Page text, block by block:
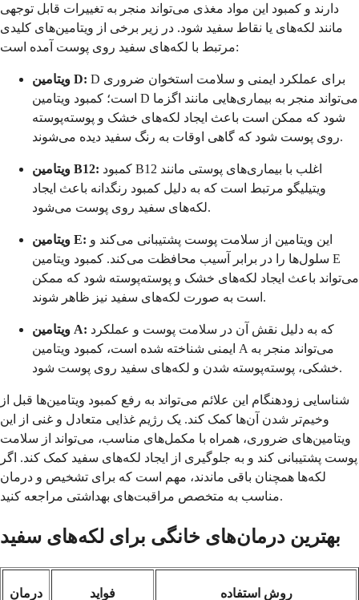
دارند و کمبود این مواد مغذی می‌تواند منجر به تغییرات قابل توجهی
مانند لکه‌های یا نقاط سفید شود. در زیر برخی از ویتامین‌های کلیدی
مرتبط با لکه‌های سفید روی پوست آمده است:
ویتامین D: D برای عملکرد ایمنی و سلامت استخوان ضروری
است؛ کمبود ویتامین D می‌تواند منجر به بیماری‌هایی مانند اگزما
شود که ممکن است باعث ایجاد لکه‌های خشک و پوسته‌پوسته
روی پوست شود که گاهی اوقات به رنگ سفید دیده می‌شوند.
ویتامین B12:
ویتیلیگو مرتبط است که به دلیل کمبود رنگدانه باعث ایجاد
لکه‌های سفید روی پوست می‌شود.
ویتامین E:
سلول‌ها را در برابر آسیب محافظت می‌کند. کمبود ویتامین E
می‌تواند باعث ایجاد لکه‌های خشک و پوسته‌پوسته شود که ممکن
است به صورت لکه‌های سفید نیز ظاهر شوند.
ویتامین A:
ایمنی شناخته شده است، کمبود ویتامین A می‌تواند منجر به
خشکی، پوسته‌پوسته شدن و لکه‌های سفید روی پوست شود.
شناسایی زودهنگام این علائم می‌تواند به رفع کمبود ویتامین‌ها قبل از
وخیم‌تر شدن آن‌ها کمک کند. یک رژیم غذایی متعادل و غنی از این
ویتامین‌های ضروری، همراه با مکمل‌های مناسب، می‌تواند از سلامت
پوست پشتیبانی کند و به جلوگیری از ایجاد لکه‌های سفید کمک کند. اگر
لکه‌ها همچنان باقی ماندند، مهم است که برای تشخیص و درمان
مناسب به متخصص مراقبت‌های بهداشتی مراجعه کنید.
بهترین درمان‌های خانگی برای لکه‌های سفید
درمان فواید روش استفاده